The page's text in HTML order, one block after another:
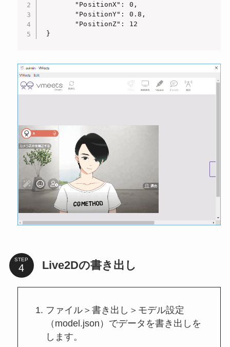
        "PositionX": 0,
        "PositionY": 0.8,
        "PositionZ": 12
}
STEP Live2Dの書き出し
ファイル＞書き出し＞モデル設定
（model.json）でデータを書き出しを
します。